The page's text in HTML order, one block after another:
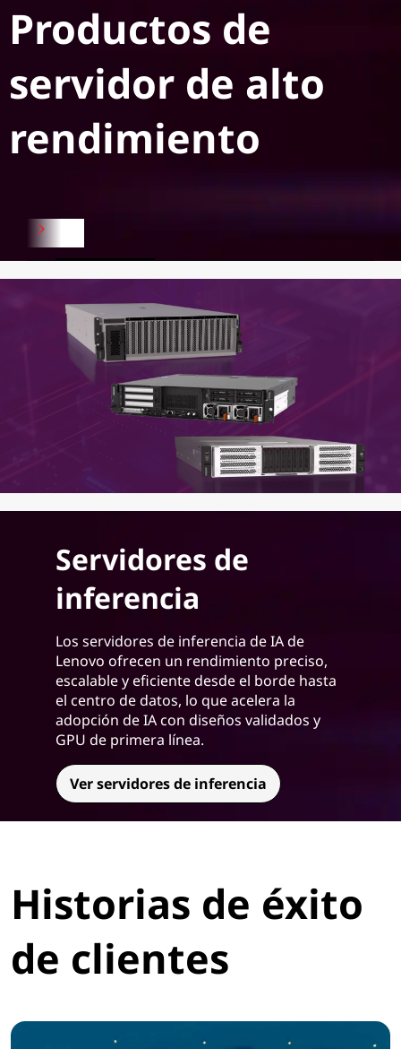
Productos de
servidor de alto
rendimiento
Inferencia
Servidores de
inferencia
Los servidores de inferencia de IA de
Lenovo ofrecen un rendimiento preciso,
escalable y eficiente desde el borde hasta
el centro de datos, lo que acelera la
adopción de IA con diseños validados y
GPU de primera línea.
Ver servidores de inferencia
Historias de éxito
de clientes